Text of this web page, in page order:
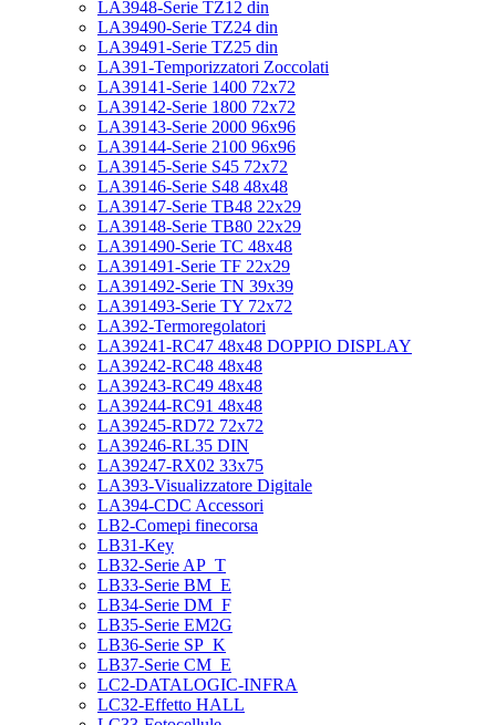
LA3948-Serie TZ12 din
LA39490-Serie TZ24 din
LA39491-Serie TZ25 din
LA391-Temporizzatori Zoccolati
LA39141-Serie 1400 72x72
LA39142-Serie 1800 72x72
LA39143-Serie 2000 96x96
LA39144-Serie 2100 96x96
LA39145-Serie S45 72x72
LA39146-Serie S48 48x48
LA39147-Serie TB48 22x29
LA39148-Serie TB80 22x29
LA391490-Serie TC 48x48
LA391491-Serie TF 22x29
LA391492-Serie TN 39x39
LA391493-Serie TY 72x72
LA392-Termoregolatori
LA39241-RC47 48x48 DOPPIO DISPLAY
LA39242-RC48 48x48
LA39243-RC49 48x48
LA39244-RC91 48x48
LA39245-RD72 72x72
LA39246-RL35 DIN
LA39247-RX02 33x75
LA393-Visualizzatore Digitale
LA394-CDC Accessori
LB2-Comepi finecorsa
LB31-Key
LB32-Serie AP_T
LB33-Serie BM_E
LB34-Serie DM_F
LB35-Serie EM2G
LB36-Serie SP_K
LB37-Serie CM_E
LC2-DATALOGIC-INFRA
LC32-Effetto HALL